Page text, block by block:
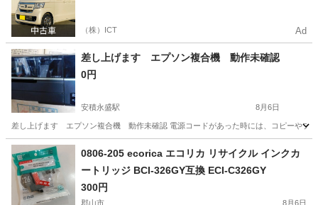
（株）ICT Ad
差し上げます エプソン複合機 動作未確認
0円
安積永盛駅 8月6日
差し上げます エプソン複合機 動作未確認 電源コードがあった時には、コピーやプ
福島 郡山市 複合機
0806-205 ecorica エコリカ リサイクル インクカ
ートリッジ BCI-326GY互換 ECI-C326GY
300円
郡山市 8月6日